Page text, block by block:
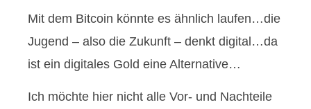
Mit dem Bitcoin könnte es ähnlich laufen…die
Jugend – also die Zukunft – denkt digital…da
ist ein digitales Gold eine Alternative…
Ich möchte hier nicht alle Vor- und Nachteile